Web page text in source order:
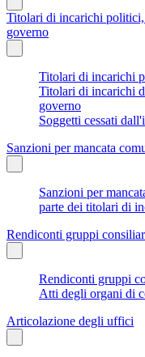
Titolari di incarichi
governo
Titolari di incarichi
Titolari di incarichi
governo
Soggetti cessati
Sanzioni per mancata
Sanzioni per
parte dei titolari di
Rendiconti gruppi
Rendiconti gruppi
Atti degli organi di
Articolazione degli uffici